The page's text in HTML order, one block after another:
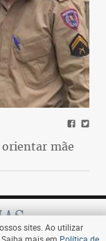
orientar mãe
sites. Ao utilizar